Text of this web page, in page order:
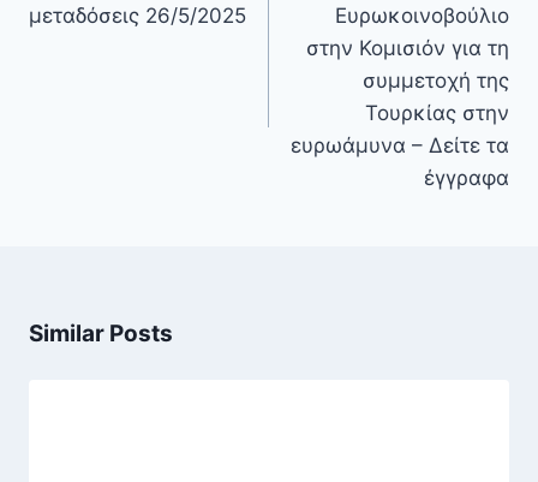
μεταδόσεις 26/5/2025
Ευρωκοινοβούλιο
στην Κομισιόν για τη
συμμετοχή της
Τουρκίας στην
ευρωάμυνα – Δείτε τα
έγγραφα
Similar Posts